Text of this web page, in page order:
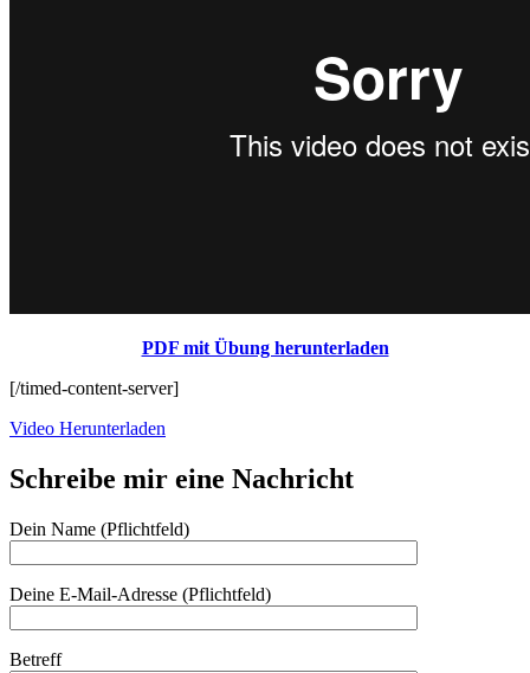
PDF mit Übung herunterladen
[/timed-content-server]
Video Herunterladen
Schreibe mir eine Nachricht
Dein Name (Pflichtfeld)
Deine E-Mail-Adresse (Pflichtfeld)
Betreff